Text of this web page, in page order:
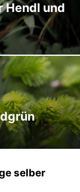
Hendl und
selber